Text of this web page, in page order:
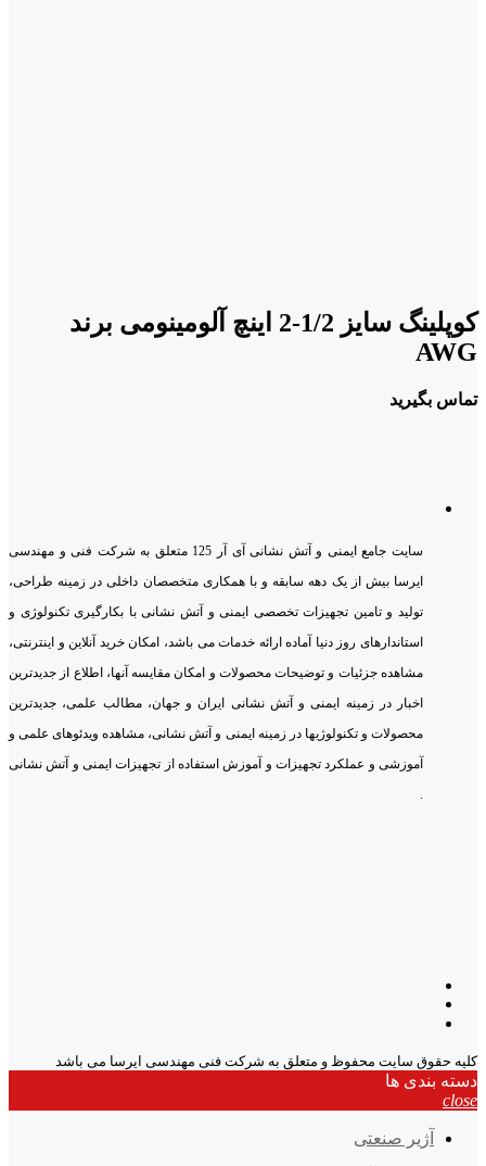
کوپلینگ سایز 1/2-2 اینچ آلومینومی برند
AWG
تماس بگیرید
سایت جامع ایمنی و آتش نشانی آی آر 125 متعلق به شرکت فنی و مهندسی
ایرسا بیش از یک دهه سابقه و با همکاری متخصصان داخلی در زمینه طراحی،
تولید و تامین تجهیزات تخصصی ایمنی و آتش نشانی با بکارگیری تکنولوژی و
استاندارهای روز دنیا آماده ارائه خدمات می باشد، امکان خرید آنلاین و اینترنتی،
مشاهده جزئیات و توضیحات محصولات و امکان مقایسه آنها، اطلاع از جدیدترین
اخبار در زمینه ایمنی و آتش نشانی ایران و جهان، مطالب علمی، جدیدترین
محصولات و تکنولوژیها در زمینه ایمنی و آتش نشانی، مشاهده ویدئوهای علمی و
آموزشی و عملکرد تجهیزات و آموزش استفاده از تجهیزات ایمنی و آتش نشانی
.
کلیه حقوق سایت محفوظ و متعلق به شرکت فنی مهندسی ایرسا می باشد
دسته بندی ها
close
آژیر صنعتی